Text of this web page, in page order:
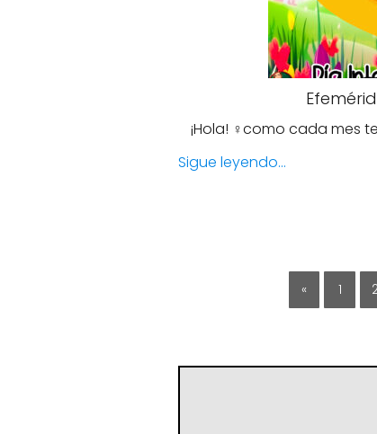
¡Hola! ‍♀️como cada mes
Sigue leyendo...
« 1